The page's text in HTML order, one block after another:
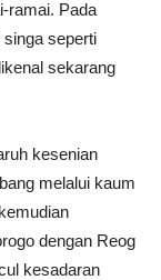
ramai. Pada
seperti
sekarang
kesenian
melalui kaum
dengan Reog
kesadaran